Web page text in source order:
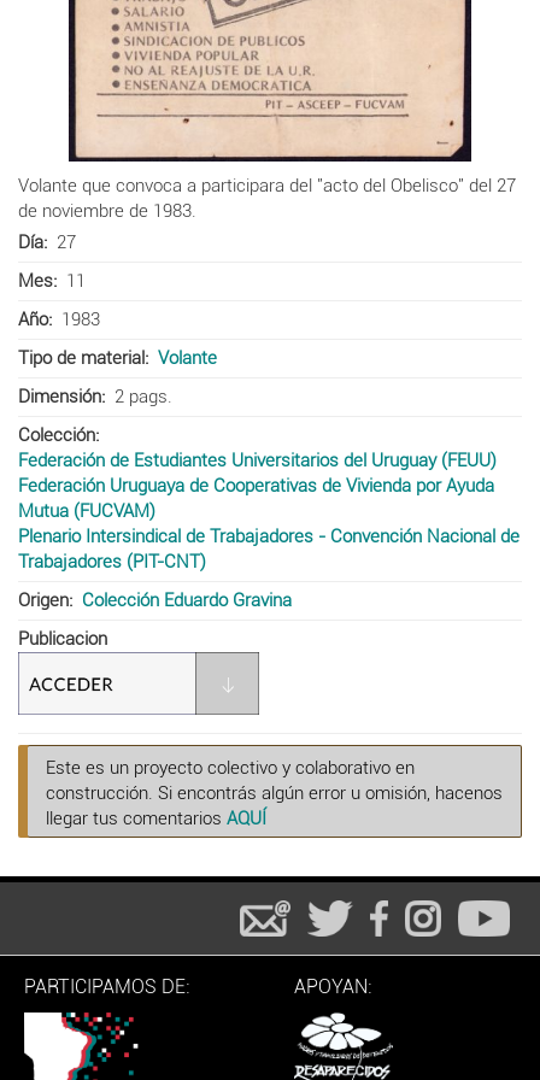
Volante que convoca a participara del "acto del Obelisco" del 27
de noviembre de 1983.
Día
27
Mes
11
Año
1983
Tipo de material
Volante
Dimensión
2 pags.
Colección
Federación de Estudiantes Universitarios del Uruguay (FEUU)
Federación Uruguaya de Cooperativas de Vivienda por Ayuda
Mutua (FUCVAM)
Plenario Intersindical de Trabajadores - Convención Nacional de
Trabajadores (PIT-CNT)
Origen
Colección Eduardo Gravina
Publicacion
Este es un proyecto colectivo y colaborativo en
construcción. Si encontrás algún error u omisión, hacenos
llegar tus comentarios AQUÍ
PARTICIPAMOS DE: APOYAN: